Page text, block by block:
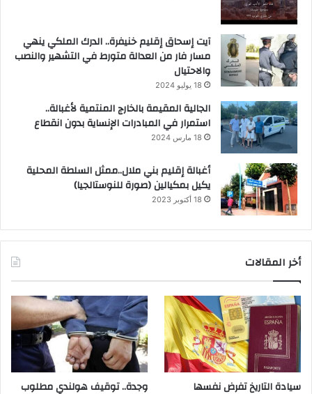
آيت إسحاق إقليم خنيفرة.. الدرك الملكي ينهي
مسار فار من العدالة متورط في التشهير والنصب
والاحتيال
18 يوليو 2024
الجالية المقيمة بالخارج المنتمية لأغبالة..
استمرار في المبادرات الإنساية بدون انقطاع
18 مارس 2024
أغبالة إقليم بني ملال..ممثل السلطة المحلية
يكيل بمكيالين (صورة للنوستالجيا)
18 أكتوبر 2023
أخر المقالات
سيادة التاريخ تفرض نفسها
وجدة.. توقيف هولندي مطلوب